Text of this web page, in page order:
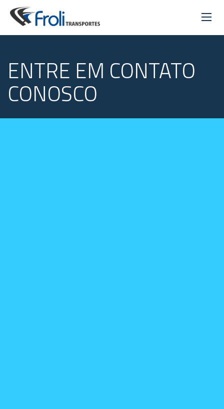
ENTRE EM CONTATO
CONOSCO